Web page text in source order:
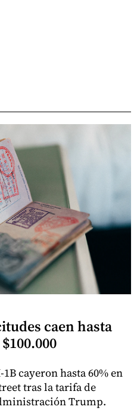
caen hasta
cayeron hasta 60% en
tras la tarifa de
Trump.